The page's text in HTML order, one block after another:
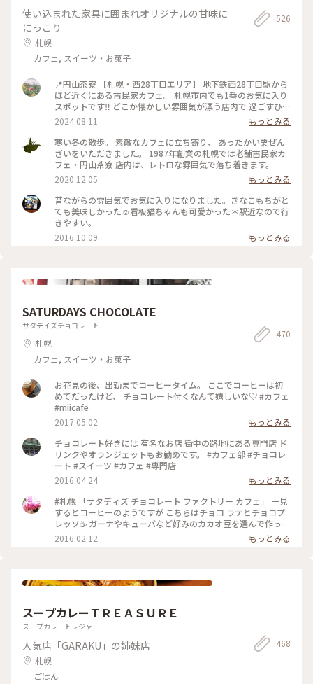
使い込まれた家具に囲まれオリジナルの甘味に
にっこり
札幌
カフェ, スイーツ・お菓子
526
📍円山茶寮 【札幌・西28丁目エリア】 地下鉄西28丁目駅から
ほど近くにある古民家カフェ。 札幌市内でも1番のお気に入り
スポットです‼︎ どこか懐かしい雰囲気が漂う店内で 過ごすひと
ときが大好きです☺️ 夏は風鈴の音を聴きながら美味しい 甘味
とお茶をいただくのが至高です🎐 札幌を訪れると必ず立ち寄
りたくなる場所です‼︎
2024.08.11
もっとみる
寒い冬の散歩。 素敵なカフェに立ち寄り、 あったかい栗ぜん
ざいをいただきました。 1987年創業の札幌では老舗古民家カ
フェ・円山茶寮 店内は、レトロな雰囲気で落ち着きます。 ぽ
ってりとしたぜんざいは、お椀にたっぷり。 甘さ控えめなの
で、箸休めのお漬物と一緒に 最後まで美味しく頂きました😊
人気のいちごぜんざいや抹茶ぜんざい、鍋焼きうどんなどお食
事も気になりました。 またのお楽しみに❣️ #ことりっぷ北海道
#冬を味わう #札幌 #古民家カフェ #ぜんざい #レトロ
2020.12.05
もっとみる
昔ながらの雰囲気でお気に入りになりました。きなこもちがと
ても美味しかった☺︎看板猫ちゃんも可愛かった＊駅近なので行
きやすい。
2016.10.09
もっとみる
SATURDAYS CHOCOLATE
サタデイズチョコレート
札幌
カフェ, スイーツ・お菓子
470
お花見の後、出勤までコーヒータイム。 ここでコーヒーは初
めてだったけど、 チョコレート付くなんて嬉しいな♡ #カフェ
#miicafe
2017.05.02
もっとみる
チョコレート好きには 有名なお店 街中の路地にある専門店 ド
リンクやオランジェットもお勧めです。 #カフェ部 #チョコレ
ート #スイーツ #カフェ #専門店
2016.04.24
もっとみる
#札幌 「サタディズ チョコレート ファクトリー カフェ」 一見
するとコーヒーのようですが こちらはチョコ ラテとチョコプ
レッソ☕️ ガーナやキューバなど好みのカカオ豆を選んで作って
もらえる濃厚なチョコドリンク❤️ カカオってすごい！ 一口飲
むごとに元気になる‼︎ バレンタインにもおすすめのチョコレー
2016.02.12 もっとみる
スープカレーＴＲＥＡＳＵＲＥ
スープカレートレジャー
人気店「GARAKU」の姉妹店
札幌
ごはん
468